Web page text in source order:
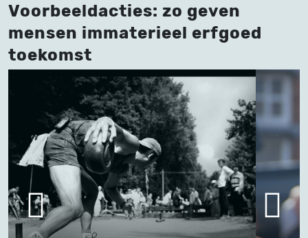
Voorbeeldacties: zo geven
mensen immaterieel erfgoed
toekomst